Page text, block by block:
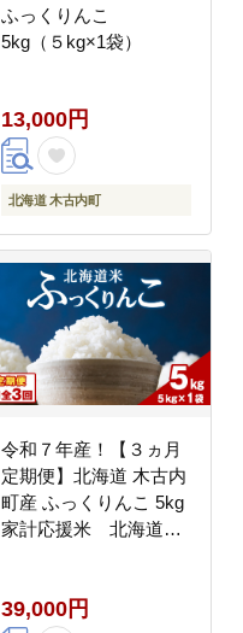
ふっくりんこ
5kg（５kg×1袋）
13,000円
北海道 木古内町
令和７年産！【３ヵ月
定期便】北海道 木古内
町産 ふっくりんこ 5kg
家計応援米 北海道
39,000円